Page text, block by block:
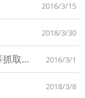
2016/3/15
2018/3/30
百度监察部：禁止推广网站使用使用QQ等抓取工具 2016/3/1
2018/3/8